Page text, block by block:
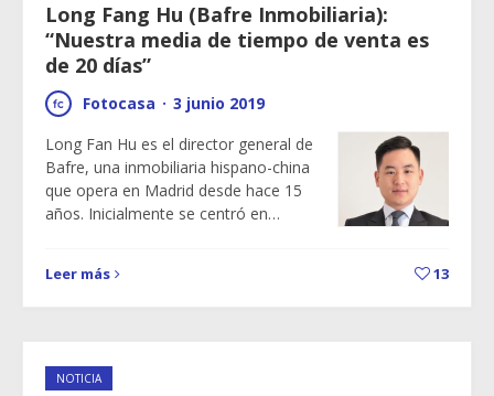
Long Fang Hu (Bafre Inmobiliaria):
“Nuestra media de tiempo de venta es
de 20 días”
Fotocasa · 3 junio 2019
Long Fan Hu es el director general de
Bafre, una inmobiliaria hispano-china
que opera en Madrid desde hace 15
años. Inicialmente se centró en…
Leer más 13
NOTICIA